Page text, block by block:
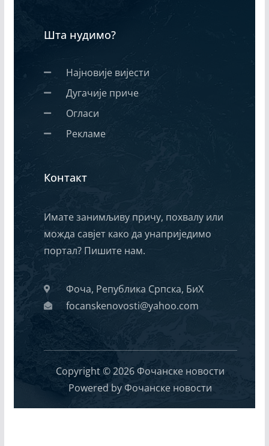
Шта нудимо?
Најновије вијести
Дугачије приче
Огласи
Рекламе
Контакт
Имате занимљиву причу, похвалу или
можда савјет како да унаприједимо
портал? Пишите нам.
Фоча, Република Српска, БиХ
focanskenovosti@yahoo.com
Copyright © 2026 Фочанске новости
Powered by Фочанске новости